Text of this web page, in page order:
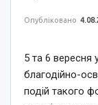
Опубліковано
5 та 6 вересня
благодійно-
подій такого